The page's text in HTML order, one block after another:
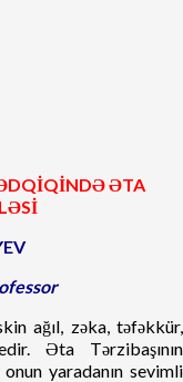
ƏTA
ağıl, zəka, təfəkkür,
Əta Tərzibaşının
yaradanın sevimli